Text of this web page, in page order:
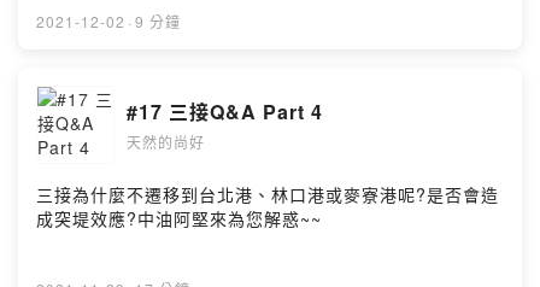
2021-12-02 · 9 分鐘
#17 三接Q&A Part 4
天然的尚好
三接為什麼不遷移到台北港、林口港或麥寮港呢?是否會造
成突堤效應?中油阿堅來為您解惑~~